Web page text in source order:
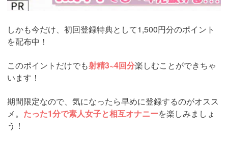
しかも今だけ、初回登録特典として1,500円分のポイント
を配布中！
このポイントだけでも射精3~4回分楽しむことができちゃ
います！
期間限定なので、気になったら早めに登録するのがオスス
メ。 たった1分で素人女子と相互オナニーを楽しみましょ
う！